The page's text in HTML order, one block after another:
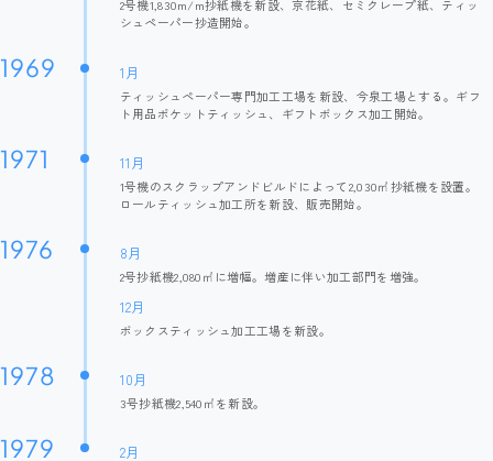
2号機1,830m/m抄紙機を新設、京花紙、セミクレープ紙、ティッ
シュペーパー抄造開始。
1969 1月
ティッシュペーパー専門加工工場を新設、今泉工場とする。ギフ
ト用品ポケットティッシュ、ギフトボックス加工開始。
1971 11月
1号機のスクラップアンドビルドによって2,030㎡抄紙機を設置。
ロールティッシュ加工所を新設、販売開始。
1976 8月
2号抄紙機2,080㎡に増幅。増産に伴い加工部門を増強。
12月
ボックスティッシュ加工工場を新設。
1978 10月
3号抄紙機2,540㎡を新設。
1979 2月